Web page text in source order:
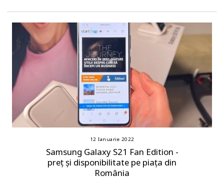
12 Ianuarie 2022
Samsung Galaxy S21 Fan Edition -
preț și disponibilitate pe piața din
România